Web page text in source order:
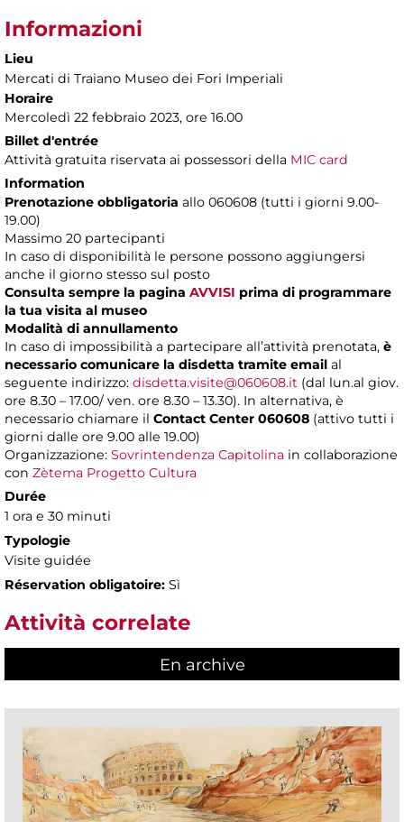
Informazioni
Lieu
Mercati di Traiano Museo dei Fori Imperiali
Horaire
Mercoledì 22 febbraio 2023, ore 16.00
Billet d'entrée
Attività gratuita riservata ai possessori della MIC card
Information
Prenotazione obbligatoria allo 060608 (tutti i giorni 9.00-
19.00)
Massimo 20 partecipanti
In caso di disponibilità le persone possono aggiungersi
anche il giorno stesso sul posto
Consulta sempre la pagina AVVISI prima di programmare
la tua visita al museo
Modalità di annullamento
In caso di impossibilità a partecipare all’attività prenotata, è
necessario comunicare la disdetta tramite email al
seguente indirizzo: disdetta.visite@060608.it (dal lun.al giov.
ore 8.30 – 17.00/ ven. ore 8.30 – 13.30). In alternativa, è
necessario chiamare il Contact Center 060608 (attivo tutti i
giorni dalle ore 9.00 alle 19.00)
Organizzazione: Sovrintendenza Capitolina in collaborazione
con Zètema Progetto Cultura
Durée
1 ora e 30 minuti
Typologie
Visite guidée
Réservation obligatoire: Sì
Attività correlate
En archive